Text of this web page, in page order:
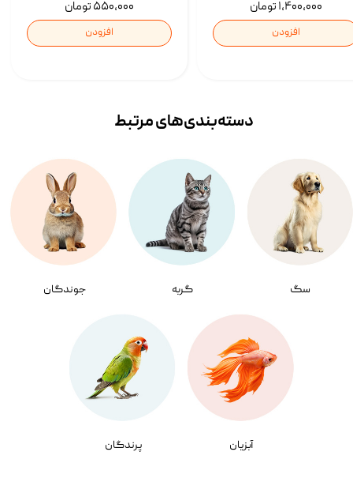
۵۵۰,۰۰۰ تومان
افزودن
۱,۴۰۰,۰۰۰ تومان
افزودن
سگ گربه جوندگان
آبزیان پرندگان
دسته‌بندی‌‌های مرتبط